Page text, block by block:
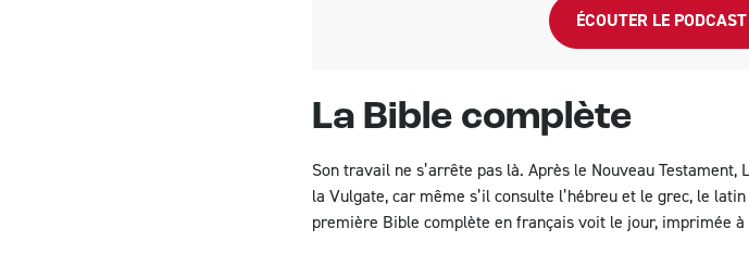
ÉCOUTER LE
La Bible complète
Son travail ne s’arrête pas là. Après le Nouveau
la Vulgate, car même s’il consulte l’hébreu et le grec, le
première Bible complète en français voit le jour, imprimée à